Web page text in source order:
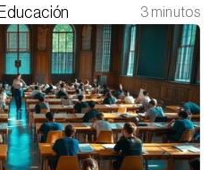
Educación 3 minutos